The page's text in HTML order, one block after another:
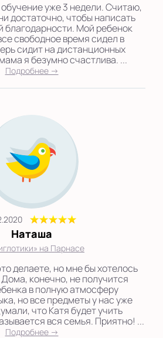
уже 3 недели. Считаю,
достаточно, чтобы написать
благодарности. Мой ребенок
свободное время сидел в
сидит на дистанционных
я безумно счастлива. ...
Подробнее →
Наташа
на Парнасе
делаете, но мне бы хотелось
конечно, не получится
в полную атмосферу
но все предметы у нас уже
что Катя будет учить
вся семья. Приятно! ...
Подробнее →